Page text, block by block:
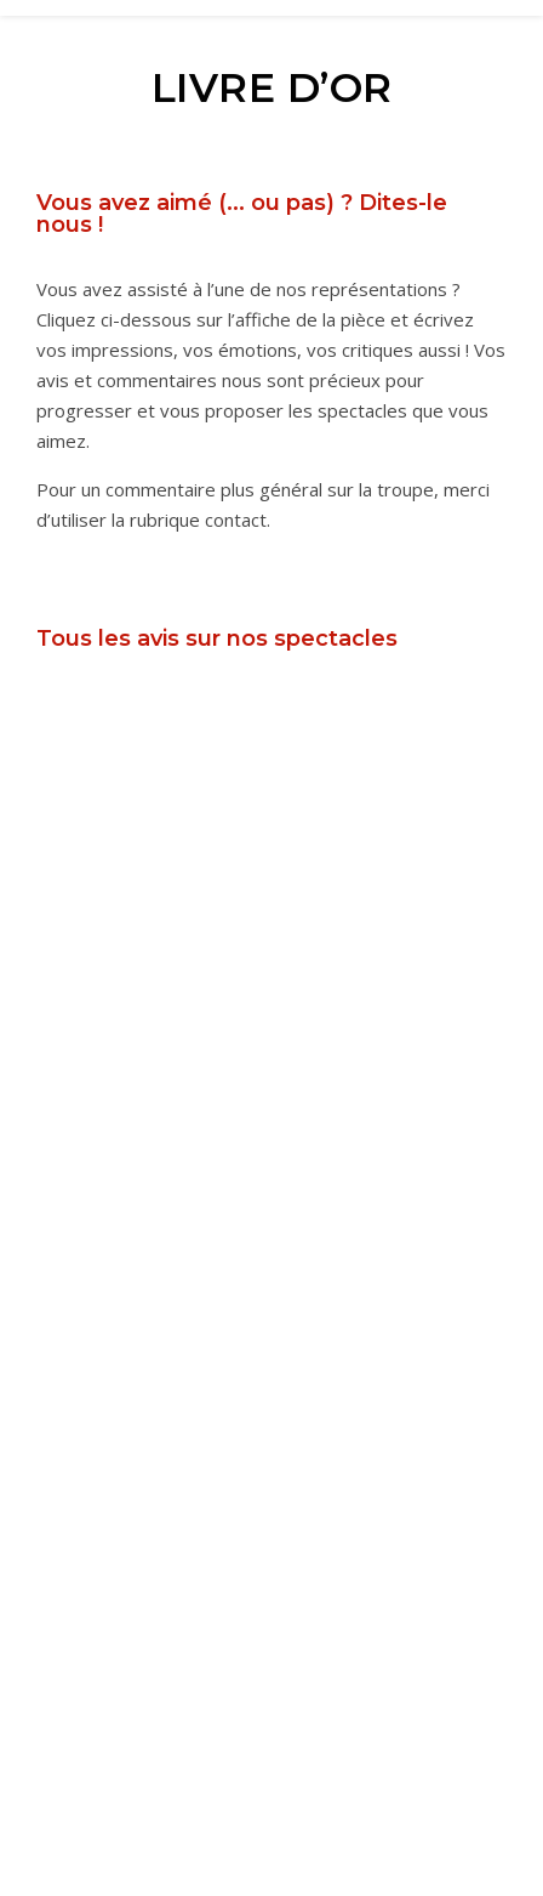
LIVRE D’OR
Vous avez aimé (... ou pas) ? Dites-le
nous !
Vous avez assisté à l’une de nos représentations ?
Cliquez ci-dessous sur l’affiche de la pièce et écrivez
vos impressions, vos émotions, vos critiques aussi ! Vos
avis et commentaires nous sont précieux pour
progresser et vous proposer les spectacles que vous
aimez.
Pour un commentaire plus général sur la troupe, merci
d’utiliser la rubrique contact.
Tous les avis sur nos spectacles